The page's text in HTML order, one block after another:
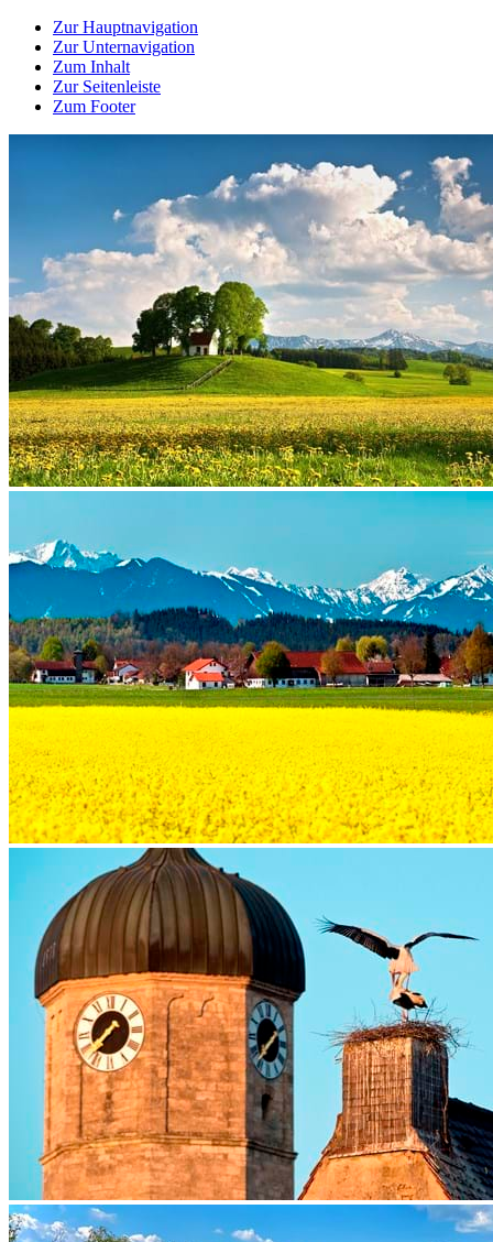
Zur Hauptnavigation
Zur Unternavigation
Zum Inhalt
Zur Seitenleiste
Zum Footer